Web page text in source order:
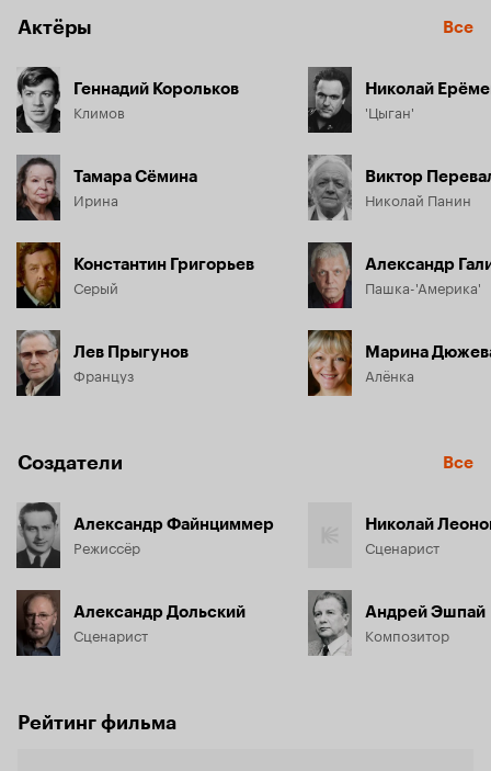
Единственная возможность выявить преступников -
внедрить в трактир своего человека...
Актёры Все
Геннадий Корольков
Климов
Тамара Сёмина
Ирина
Константин Григорьев
Серый
Лев Прыгунов
Француз
Николай
'Цыган'
Виктор
Николай Панин
Александр
Пашка-'Америка'
Марина
Алёнка
Создатели Все
Александр Файнциммер
Режиссёр
Александр Дольский
Сценарист
Николай
Сценарист
Андрей Эшпай
Композитор
Рейтинг фильма